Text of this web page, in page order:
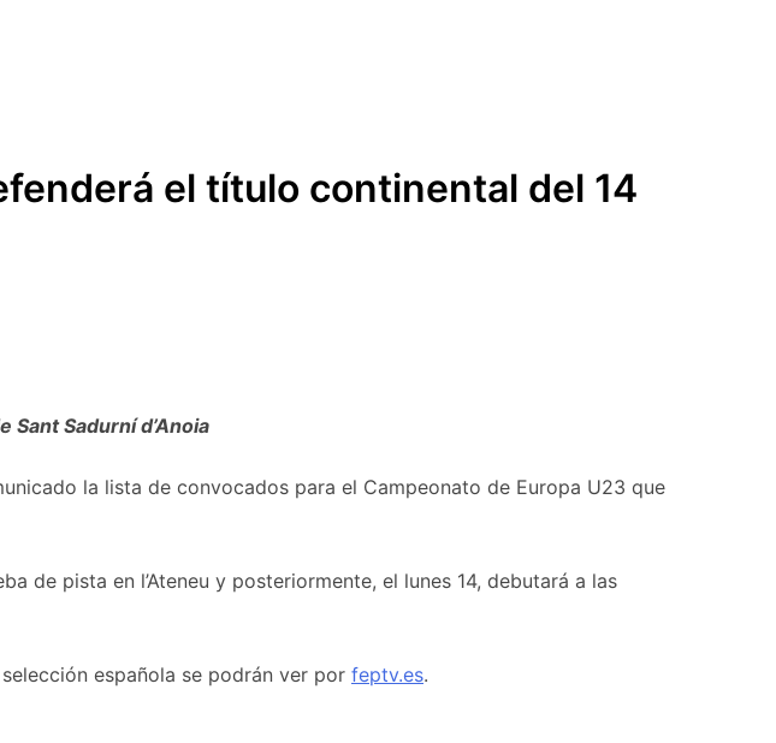
el título continental del 14
Sadurní d’Anoia
la lista de convocados para el Campeonato de Europa U23 que
de pista en l’Ateneu y posteriormente, el lunes 14, debutará a las
española se podrán ver por feptv.es.